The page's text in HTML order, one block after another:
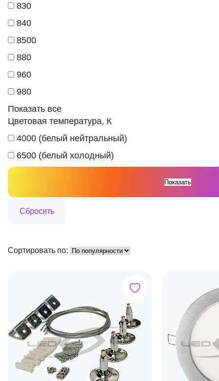
830
840
8500
880
960
980
Показать все
Цветовая температура, К
4000 (белый нейтральный)
6500 (белый холодный)
Сортировать по: